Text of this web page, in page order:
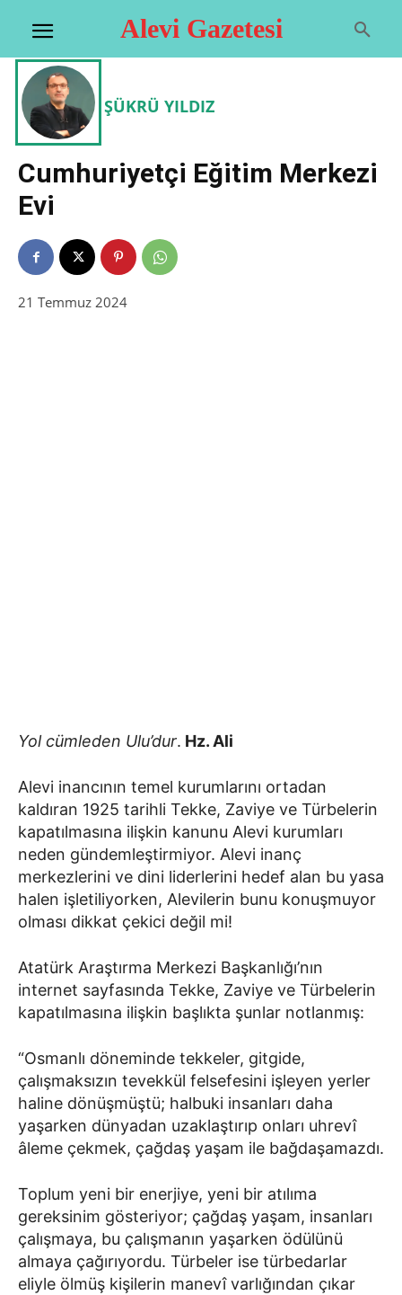
Alevi Gazetesi
ŞÜKRÜ YILDIZ
Cumhuriyetçi Eğitim Merkezi
Evi
21 Temmuz 2024
Yol cümleden Ulu’dur. Hz. Ali
Alevi inancının temel kurumlarını ortadan
kaldıran 1925 tarihli Tekke, Zaviye ve Türbelerin
kapatılmasına ilişkin kanunu Alevi kurumları
neden gündemleştirmiyor. Alevi inanç
merkezlerini ve dini liderlerini hedef alan bu yasa
halen işletiliyorken, Alevilerin bunu konuşmuyor
olması dikkat çekici değil mi!
Atatürk Araştırma Merkezi Başkanlığı’nın
internet sayfasında Tekke, Zaviye ve Türbelerin
kapatılmasına ilişkin başlıkta şunlar notlanmış:
“Osmanlı döneminde tekkeler, gitgide,
çalışmaksızın tevekkül felsefesini işleyen yerler
haline dönüşmüştü; halbuki insanları daha
yaşarken dünyadan uzaklaştırıp onları uhrevî
âleme çekmek, çağdaş yaşam ile bağdaşamazdı.
Toplum yeni bir enerjiye, yeni bir atılıma
gereksinim gösteriyor; çağdaş yaşam, insanları
çalışmaya, bu çalışmanın yaşarken ödülünü
almaya çağırıyordu. Türbeler ise türbedarlar
eliyle ölmüş kişilerin manevî varlığından çıkar